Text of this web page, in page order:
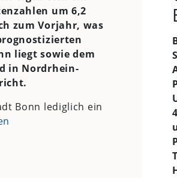
um 6,2
zum Vorjahr, was
liegt sowie dem
in Nordrhein-
Bonn lediglich ein